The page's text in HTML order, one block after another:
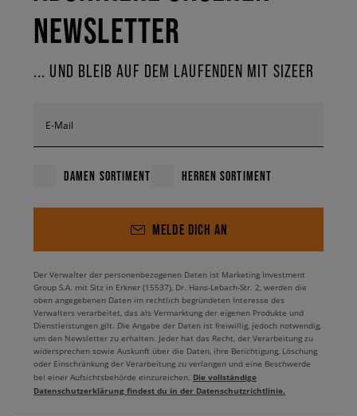
NEWSLETTER
... UND BLEIB AUF DEM LAUFENDEN MIT SIZEER
E-Mail
DAMEN SORTIMENT HERREN SORTIMENT
MELDE DICH AN
Der Verwalter der personenbezogenen Daten ist Marketing Investment
Group S.A. mit Sitz in Erkner (15537), Dr. Hans-Lebach-Str. 2, werden die
oben angegebenen Daten im rechtlich begründeten Interesse des
Verwalters verarbeitet, das als Vermarktung der eigenen Produkte und
Dienstleistungen gilt. Die Angabe der Daten ist freiwillig, jedoch notwendig,
um den Newsletter zu erhalten. Jeder hat das Recht, der Verarbeitung zu
widersprechen sowie Auskunft über die Daten, ihre Berichtigung, Löschung
oder Einschränkung der Verarbeitung zu verlangen und eine Beschwerde
bei einer Aufsichtsbehörde einzureichen. Die vollständige
Datenschutzerklärung findest du in der Datenschutzrichtlinie.